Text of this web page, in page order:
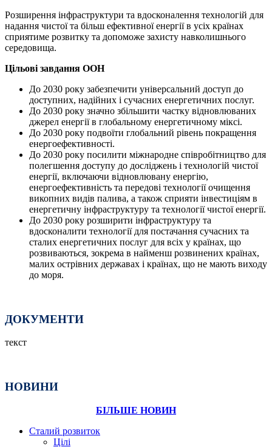
Розширення інфраструктури та вдосконалення технологій для
надання чистої та більш ефективної енергії в усіх країнах
сприятиме розвитку та допоможе захисту навколишнього
середовища.
Цільові завдання ООН
До 2030 року забезпечити універсальний доступ до
доступних, надійних і сучасних енергетичних послуг.
До 2030 року значно збільшити частку відновлюваних
джерел енергії в глобальному енергетичному міксі.
До 2030 року подвоїти глобальний рівень покращення
енергоефективності.
До 2030 року посилити міжнародне співробітництво для
полегшення доступу до досліджень і технологій чистої
енергії, включаючи відновлювану енергію,
енергоефективність та передові технології очищення
викопних видів палива, а також сприяти інвестиціям в
енергетичну інфраструктуру та технології чистої енергії.
До 2030 року розширити інфраструктуру та
вдосконалити технології для постачання сучасних та
сталих енергетичних послуг для всіх у країнах, що
розвиваються, зокрема в найменш розвинених країнах,
малих острівних державах і країнах, що не мають виходу
до моря.
ДОКУМЕНТИ
текст
НОВИНИ
БІЛЬШЕ НОВИН
Сталий розвиток
Цілі